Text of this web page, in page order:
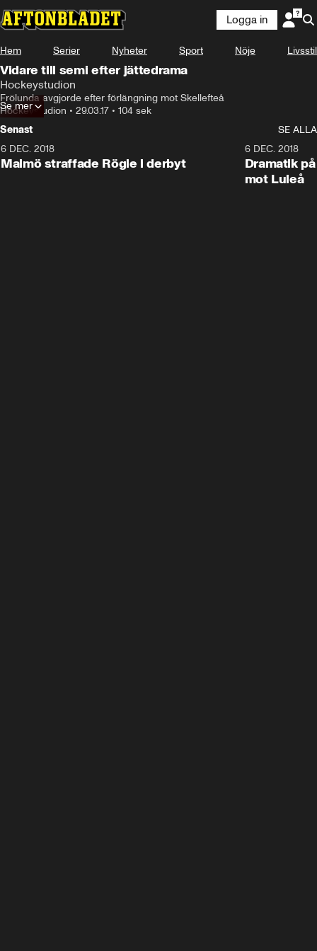
Logga in
Hem Serier Nyheter Sport Nöje Livsstil
Vidare till semi efter jättedrama
Hockeystudion
Frölunda avgjorde efter förlängning mot Skellefteå
Hockeystudion • 29.03.17 • 104 sek
Se mer
Senast
SE ALLA
6 DEC. 2018
Malmö straffade Rögle i derbyt
6 DEC. 2018
Dramatik
mot Luleå